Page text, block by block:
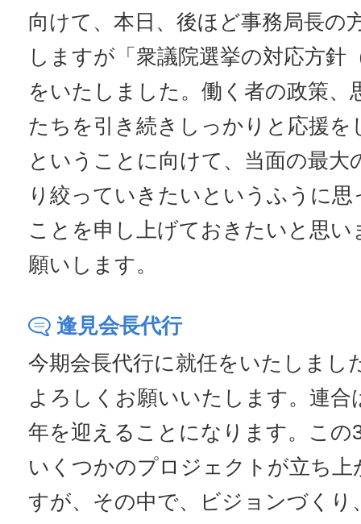
向けて、本日、後ほど事務局長の
しますが「衆議院選挙の対応方針
をいたしました。働く者の政策、
たちを引き続きしっかりと応援を
ということに向けて、当面の最大
り絞っていきたいというふうに
ことを申し上げておきたいと思
願いします。
逢見会長代行
今期会長代行に就任をいたしまし
よろしくお願いいたします。連合
年を迎えることになります。この
いくつかのプロジェクトが立ち
すが、その中で、ビジョンづくり